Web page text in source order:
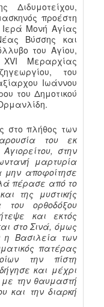
Διδυμοτείχου,
προέστη
Ιερά Μονή Αγίας
Βύσσης και
του Αγίου,
Μεραρχίας
του
Ιωάννου
του Δημοτικού
στο πλήθος των
του εκ
στην
μαρτυρία
μην αποφοίτησε
πέρασε από το
της μυστικής
ορθοδόξου
και εκτός
στο Σινά, όμως
η Βασιλεία των
πατέρας
την πίστη
και μέχρι
την θαυμαστή
και την διαρκή